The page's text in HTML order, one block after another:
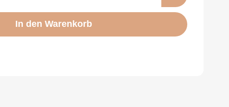
In den Warenkorb